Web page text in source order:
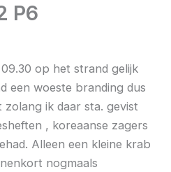
P6
op het strand gelijk
een woeste branding dus
zolang ik daar sta. gevist
, koreaanse zagers
Alleen een kleine krab
nogmaals